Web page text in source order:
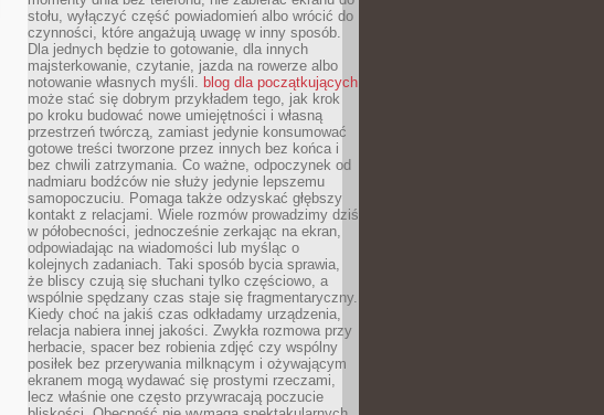
stołu, wyłączyć część powiadomień albo wrócić do
czynności, które angażują uwagę w inny sposób.
Dla jednych będzie to gotowanie, dla innych
majsterkowanie, czytanie, jazda na rowerze albo
notowanie własnych myśli. blog dla początkujących
może stać się dobrym przykładem tego, jak krok
po kroku budować nowe umiejętności i własną
przestrzeń twórczą, zamiast jedynie konsumować
gotowe treści tworzone przez innych bez końca i
bez chwili zatrzymania. Co ważne, odpoczynek od
nadmiaru bodźców nie służy jedynie lepszemu
samopoczuciu. Pomaga także odzyskać głębszy
kontakt z relacjami. Wiele rozmów prowadzimy dziś
w półobecności, jednocześnie zerkając na ekran,
odpowiadając na wiadomości lub myśląc o
kolejnych zadaniach. Taki sposób bycia sprawia,
że bliscy czują się słuchani tylko częściowo, a
wspólnie spędzany czas staje się fragmentaryczny.
Kiedy choć na jakiś czas odkładamy urządzenia,
relacja nabiera innej jakości. Zwykła rozmowa przy
herbacie, spacer bez robienia zdjęć czy wspólny
posiłek bez przerywania milknącym i ożywającym
ekranem mogą wydawać się prostymi rzeczami,
lecz właśnie one często przywracają poczucie